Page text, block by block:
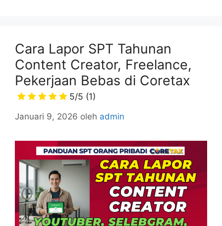
Cara Lapor SPT Tahunan
Content Creator, Freelance,
Pekerjaan Bebas di Coretax
5/5 (1)
Januari 9, 2026 oleh admin